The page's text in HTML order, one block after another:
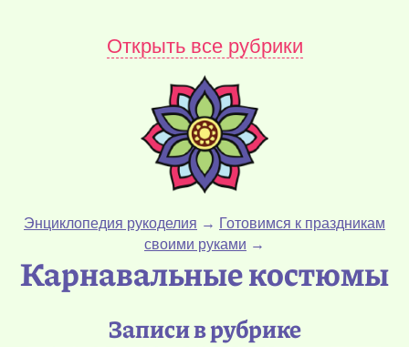
Открыть все рубрики
Энциклопедия рукоделия → Готовимся к праздникам
своими руками →
Карнавальные костюмы
Записи в рубрике